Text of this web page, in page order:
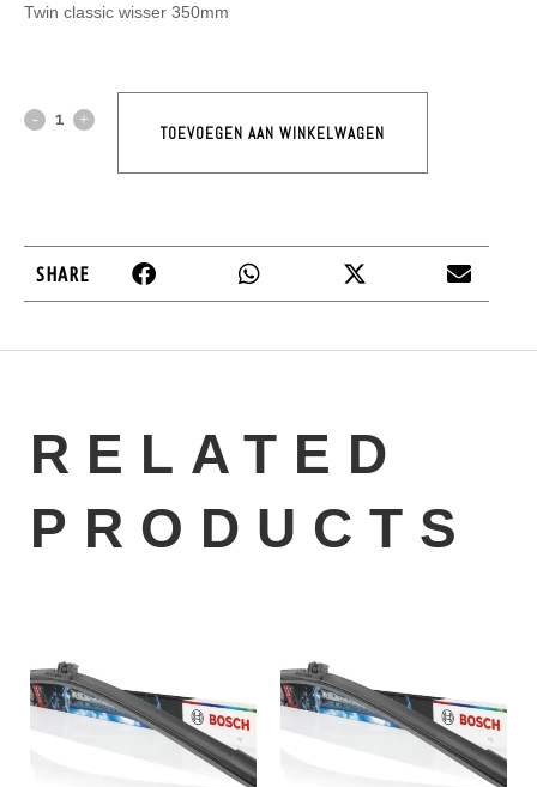
Twin classic wisser 350mm
TOEVOEGEN AAN WINKELWAGEN
SHARE
RELATED
PRODUCTS